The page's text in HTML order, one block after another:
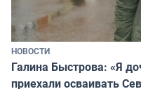
НОВОСТИ
Галина Быстрова: «Я
приехали осваивать